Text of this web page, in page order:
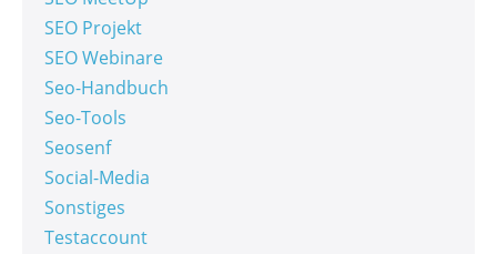
SEO Projekt
SEO Webinare
Seo-Handbuch
Seo-Tools
Seosenf
Social-Media
Sonstiges
Testaccount